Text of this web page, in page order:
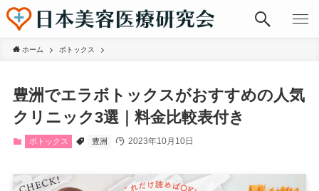
ホーム ボトックス
豊洲でエラボトックスがおすすめの人気
クリニック3選｜料金比較表付き
ボトックス 豊洲 2023年10月10日